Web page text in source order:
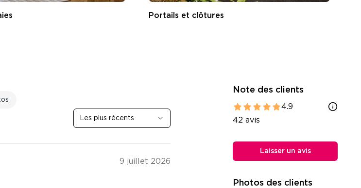
Portails et clôtures
Les plus récents
9 juillet 2026
Note des clients
4.9
42 avis
Laisser un avis
Photos des clients